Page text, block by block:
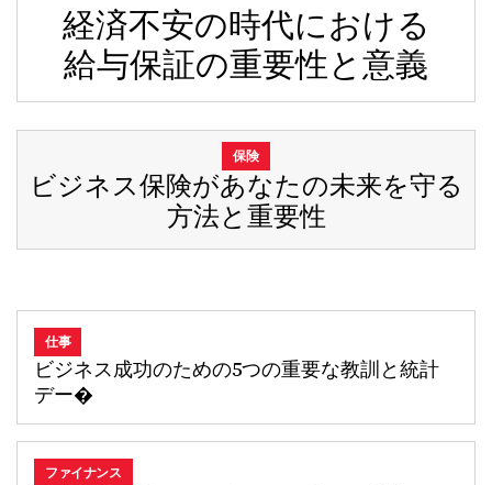
経済不安の時代における
給与保証の重要性と意義
ビジネス保険があなたの未来を守る
方法と重要性
保険
ビジネス成功のための5つの重要な教訓と統計
デー�
仕事
ファイナンス